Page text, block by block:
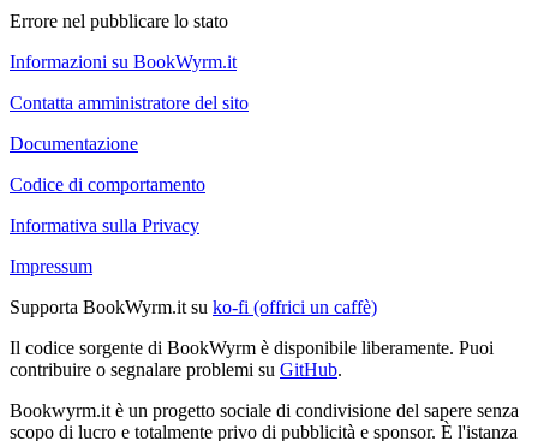
Errore nel pubblicare lo stato
Informazioni su BookWyrm.it
Contatta amministratore del sito
Documentazione
Codice di comportamento
Informativa sulla Privacy
Impressum
Supporta BookWyrm.it su ko-fi (offrici un caffè)
Il codice sorgente di BookWyrm è disponibile liberamente. Puoi
contribuire o segnalare problemi su GitHub.
Bookwyrm.it è un progetto sociale di condivisione del sapere senza
scopo di lucro e totalmente privo di pubblicità e sponsor. È l'istanza